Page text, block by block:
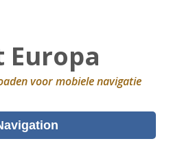
Europa
voor mobiele navigatie